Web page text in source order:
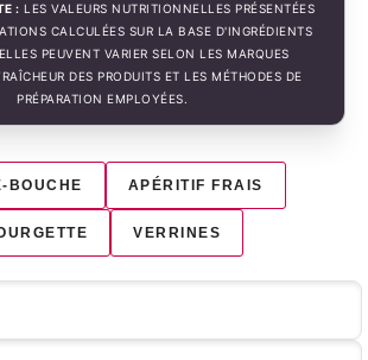
: LES VALEURS NUTRITIONNELLES PRÉSENTÉES
CALCULÉES SUR LA BASE D'INGRÉDIENTS
PEUVENT VARIER SELON LES MARQUES
DES PRODUITS ET LES MÉTHODES DE
PRÉPARATION EMPLOYÉES.
BOUCHE APÉRITIF FRAIS
VERRINES